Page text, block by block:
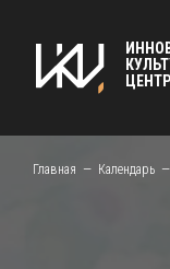
ЦЕНТР
Главная Календарь